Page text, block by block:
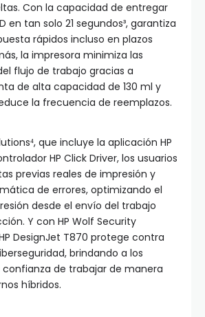
Con la capacidad de entregar
en tan solo 21 segundos³, garantiza
rápidos incluso en plazos
la impresora minimiza las
flujo de trabajo gracias a
de alta capacidad de 130 ml y
la frecuencia de reemplazos.
que incluye la aplicación HP
HP Click Driver, los usuarios
previas reales de impresión y
de errores, optimizando el
desde el envío del trabajo
Y con HP Wolf Security
DesignJet T870 protege contra
brindando a los
confianza de trabajar de manera
híbridos.